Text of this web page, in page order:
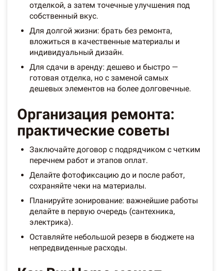
отделкой, а затем точечные улучшения под
собственный вкус.
Для долгой жизни: брать без ремонта,
вложиться в качественные материалы и
индивидуальный дизайн.
Для сдачи в аренду: дешево и быстро —
готовая отделка, но с заменой самых
дешевых элементов на более долговечные.
Организация ремонта:
практические советы
Заключайте договор с подрядчиком с четким
перечнем работ и этапов оплат.
Делайте фотофиксацию до и после работ,
сохраняйте чеки на материалы.
Планируйте зонирование: важнейшие работы
делайте в первую очередь (сантехника,
электрика).
Оставляйте небольшой резерв в бюджете на
непредвиденные расходы.